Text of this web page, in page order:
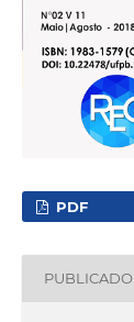
PDF
PUBLICADO